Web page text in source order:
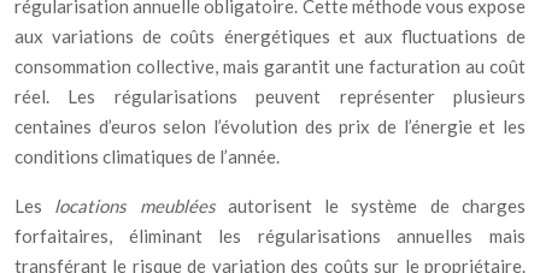
régularisation annuelle obligatoire. Cette méthode vous expose
aux variations de coûts énergétiques et aux fluctuations de
consommation collective, mais garantit une facturation au coût
réel. Les régularisations peuvent représenter plusieurs
centaines d’euros selon l’évolution des prix de l’énergie et les
conditions climatiques de l’année.
Les locations meublées autorisent le système de charges
forfaitaires, éliminant les régularisations annuelles mais
transférant le risque de variation des coûts sur le propriétaire.